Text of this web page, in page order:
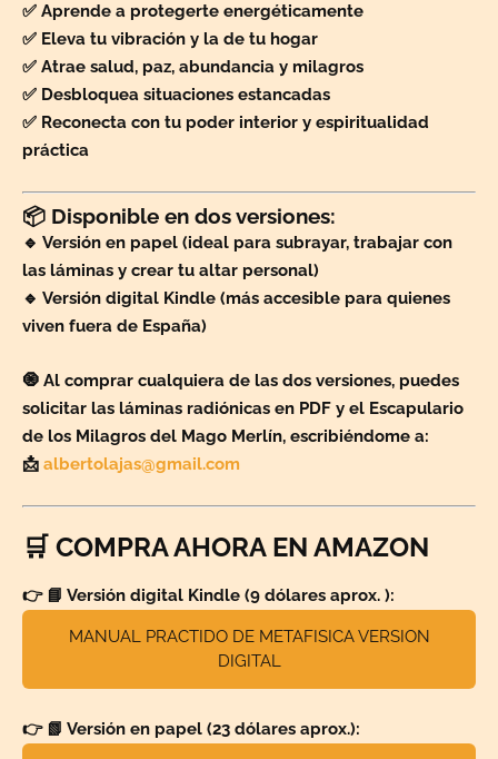
✅ Aprende a protegerte energéticamente
✅ Eleva tu vibración y la de tu hogar
✅ Atrae salud, paz, abundancia y milagros
✅ Desbloquea situaciones estancadas
✅ Reconecta con tu poder interior y espiritualidad
práctica
📦 Disponible en dos versiones:
🔹 Versión en papel (ideal para subrayar, trabajar con
las láminas y crear tu altar personal)
🔹 Versión digital Kindle (más accesible para quienes
viven fuera de España)
🧿 Al comprar cualquiera de las dos versiones, puedes
solicitar las láminas radiónicas en PDF y el Escapulario
de los Milagros del Mago Merlín, escribiéndome a:
📩 albertolajas@gmail.com
🛒 COMPRA AHORA EN AMAZON
👉 📘 Versión digital Kindle (9 dólares aprox. ):
MANUAL PRACTIDO DE METAFISICA VERSION
DIGITAL
👉 📗 Versión en papel (23 dólares aprox.):